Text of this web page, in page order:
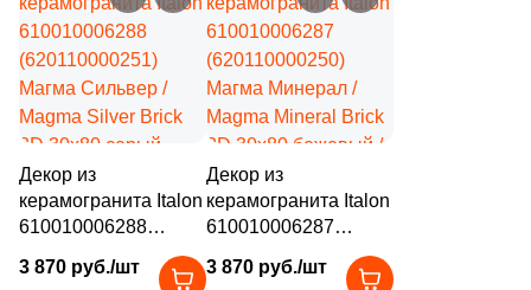
Металл (112)
Мозаика (1975)
Моноколор (1134)
Мрамор (625)
натуральный / 3D/
объемный под
камень
3D/объемный под
камень
Декор из
керамогранита Italon
610010006288
Магма Сильвер /
3 870 руб./шт
Декор из
керамогранита Italon
610010006287
Магма Минерал /
3 870 руб./шт